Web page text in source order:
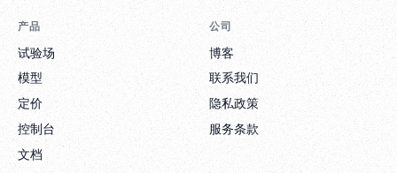
产品
试验场
模型
定价
控制台
文档
公司
博客
联系我们
隐私政策
服务条款